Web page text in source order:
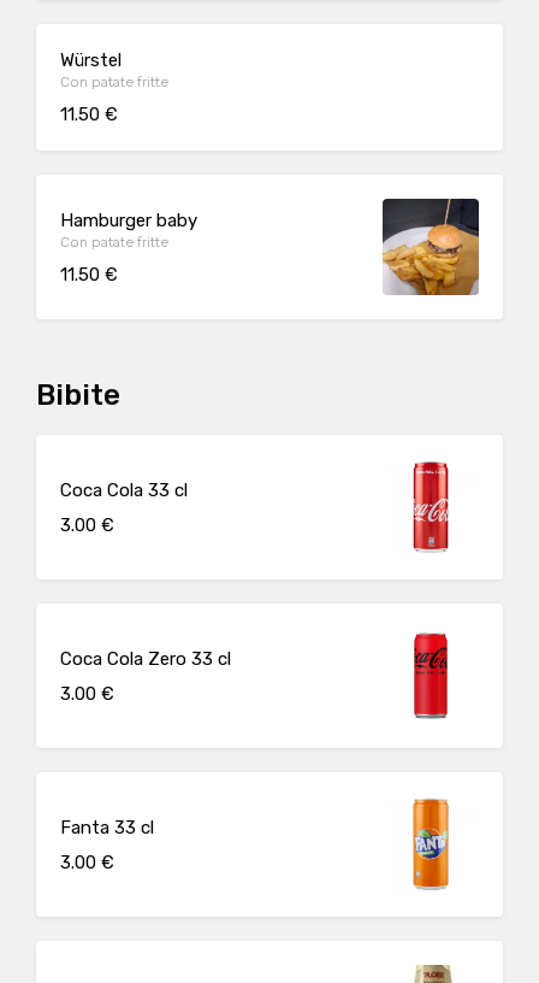
Würstel
Con patate fritte
11.50 €
Hamburger baby
Con patate fritte
11.50 €
Bibite
Coca Cola 33 cl
3.00 €
Coca Cola Zero 33 cl
3.00 €
Fanta 33 cl
3.00 €